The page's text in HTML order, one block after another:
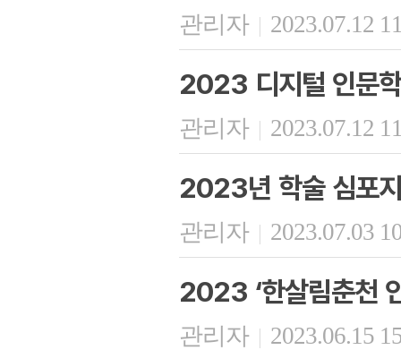
관리자 | 2023.07.12
2023 디지털 인문
관리자 | 2023.07.12
2023년 학술 심포
관리자 | 2023.07.03
2023 ‘한살림춘천
관리자 | 2023.06.15